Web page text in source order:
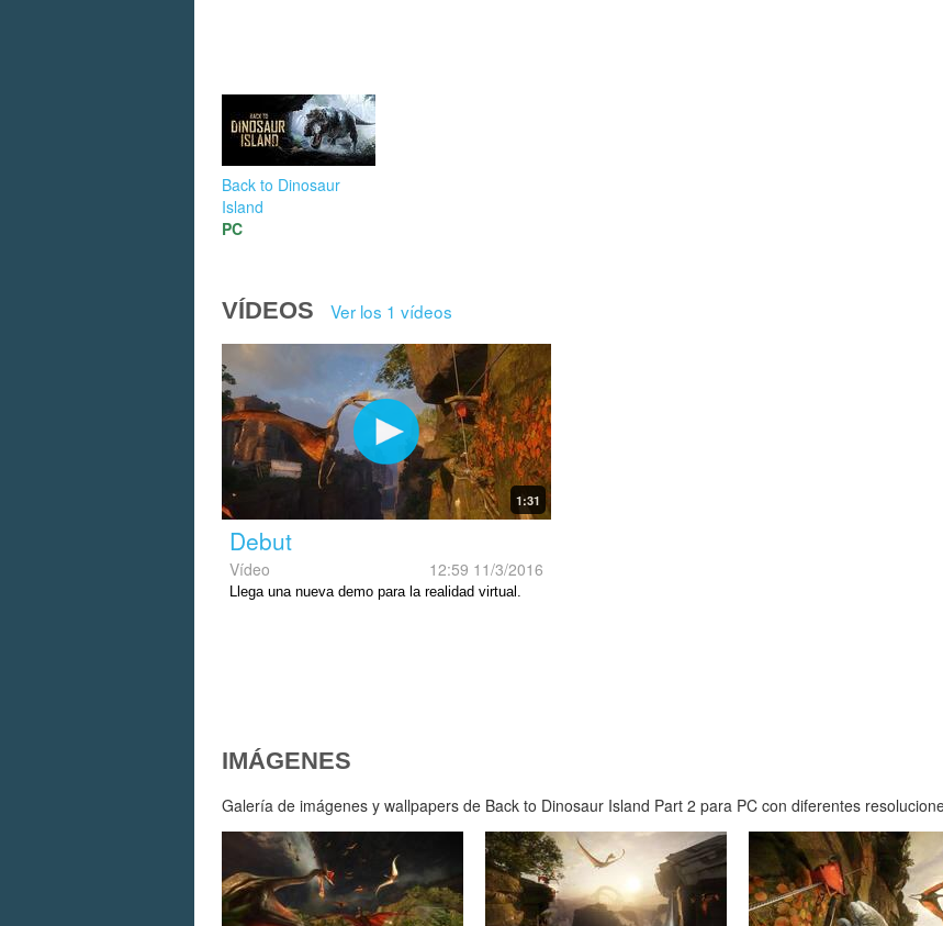
Back to Dinosaur
Island
PC
VÍDEOS Ver los 1 vídeos
1:31
Debut
Vídeo 12:59 11/3/2016
Llega una nueva demo para la realidad virtual.
IMÁGENES
Galería de imágenes y wallpapers de Back to Dinosaur Island Part 2 para PC con diferentes